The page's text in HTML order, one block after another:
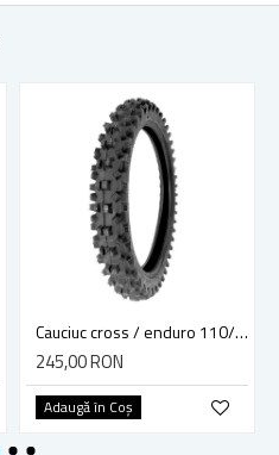
Cauciuc cross / enduro 110/90-19 F724 4PR TT
245,00 RON
Adaugă în Coş